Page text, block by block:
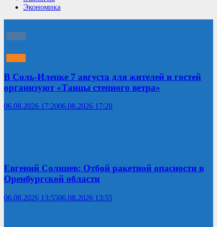
Экономика
В Соль-Илецке 7 августа для жителей и гостей
организуют «Танцы степного ветра»
06.08.2026 17:2006.08.2026 17:20
Евгений Солнцев: Отбой ракетной опасности в
Оренбургской области
06.08.2026 13:5506.08.2026 13:55